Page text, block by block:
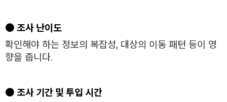
● 조사 난이도
확인해야 하는 정보의 복잡성, 대상의 이동 패턴 등이 영
향을 줍니다.
● 조사 기간 및 투입 시간